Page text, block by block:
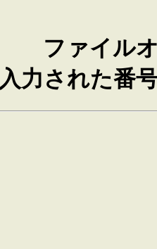
ファイル
入力された番